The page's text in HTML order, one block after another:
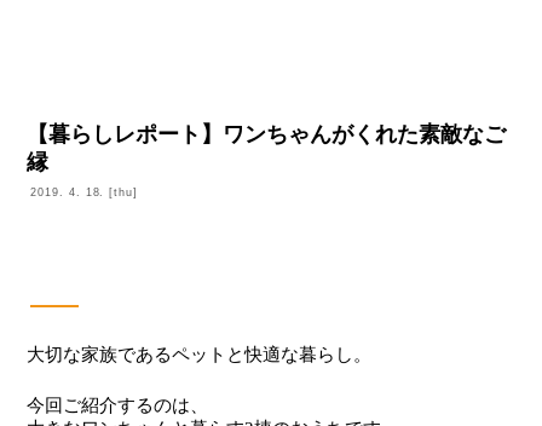
保証・保険 アフター
【暮らしレポート】ワンちゃんがくれた素敵なご
縁
2019. 4. 18. [thu]
大切な家族であるペットと快適な暮らし。
今回ご紹介するのは、